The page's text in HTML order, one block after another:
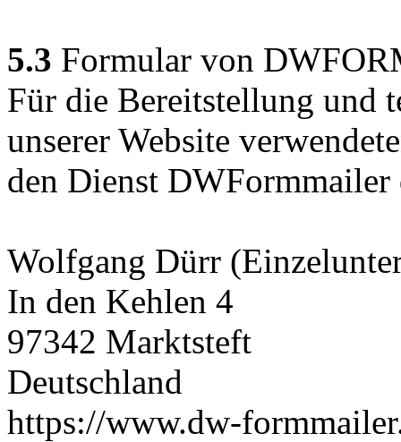
5.3 Formular von
Für die Bereitstellung und
unserer Website
den Dienst DWFormmailer
Wolfgang Dürr
In den Kehlen 4
97342 Marktsteft
Deutschland
https://www.dw-